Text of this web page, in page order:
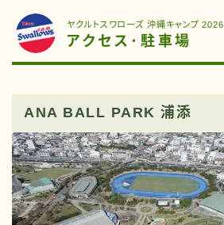
ヤクルトスワローズ 沖縄キャンプ 2026
アクセス･駐車場
ANA BALL PARK 浦添